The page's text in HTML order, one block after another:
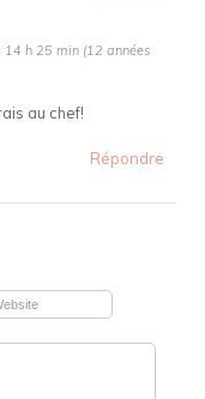
h 25 min (12 années
au chef!
Répondre